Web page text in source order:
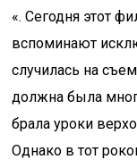
«. Сегодня этот
вспоминают
случилась на
должна была
брала уроки
Однако в тот